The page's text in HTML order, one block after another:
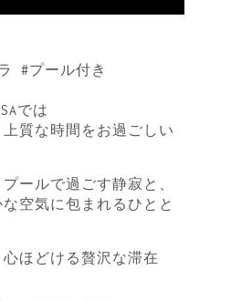
#プール付き
では
上質な時間をお過ごしい
ールで過ごす静寂と、
空気に包まれるひとと
ほどける贅沢な滞在